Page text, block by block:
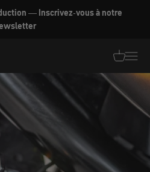
— Inscrivez-vous à notre